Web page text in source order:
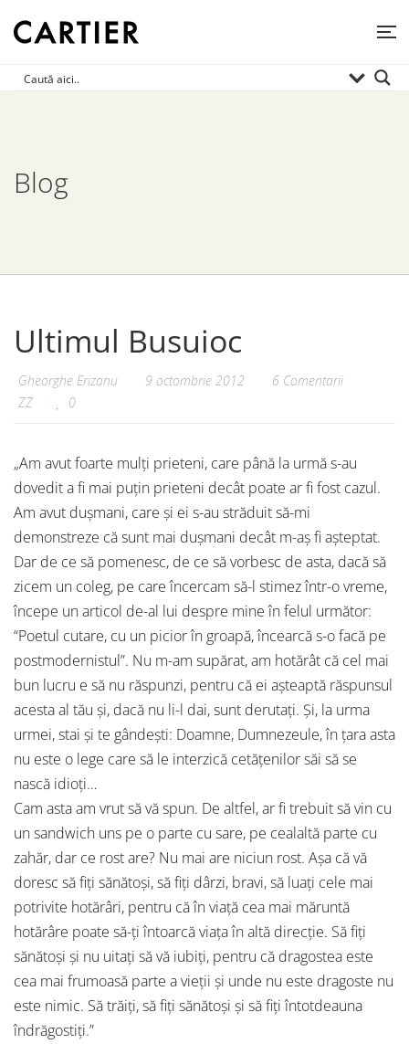
Blog
Ultimul Busuioc
Gheorghe Erizanu 9 octombrie 2012
6 Comentarii
ZZ
0
„Am avut foarte mulți prieteni, care până la urmă s-au
dovedit a fi mai puțin prieteni decât poate ar fi fost cazul.
Am avut dușmani, care și ei s-au străduit să-mi
demonstreze că sunt mai dușmani decât m-aș fi așteptat.
Dar de ce să pomenesc, de ce să vorbesc de asta, dacă să
zicem un coleg, pe care încercam să-l stimez într-o vreme,
începe un articol de-al lui despre mine în felul următor:
“Poetul cutare, cu un picior în groapă, încearcă s-o facă pe
postmodernistul”. Nu m-am supărat, am hotărât că cel mai
bun lucru e să nu răspunzi, pentru că ei așteaptă răspunsul
acesta al tău și, dacă nu li-l dai, sunt derutați. Și, la urma
urmei, stai și te gândești: Doamne, Dumnezeule, în țara asta
nu este o lege care să le interzică cetățenilor săi să se
nască idioți…
Cam asta am vrut să vă spun. De altfel, ar fi trebuit să vin cu
un sandwich uns pe o parte cu sare, pe cealaltă parte cu
zahăr, dar ce rost are? Nu mai are niciun rost. Așa că vă
doresc să fiți sănătoși, să fiți dârzi, bravi, să luați cele mai
potrivite hotărâri, pentru că în viață cea mai măruntă
hotărâre poate să-ți întoarcă viața în altă direcție. Să fiți
sănătoși și nu uitați să vă iubiți, pentru că dragostea este
cea mai frumoasă parte a vieții și unde nu este dragoste nu
este nimic. Să trăiți, să fiți sănătoși și să fiți întotdeauna
îndrăgostiți.”